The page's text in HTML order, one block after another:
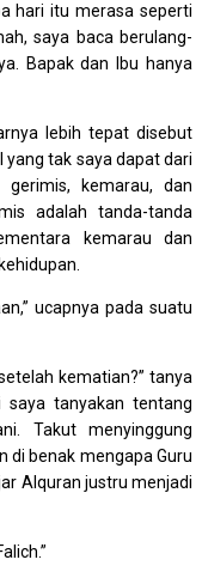
hari itu merasa seperti
saya baca berulang-
Bapak dan Ibu hanya
lebih tepat disebut
yang tak saya dapat dari
gerimis, kemarau, dan
adalah tanda-tanda
kemarau dan
ucapnya pada suatu
kematian?” tanya
saya tanyakan tentang
Takut menyinggung
di benak mengapa Guru
Alquran justru menjadi